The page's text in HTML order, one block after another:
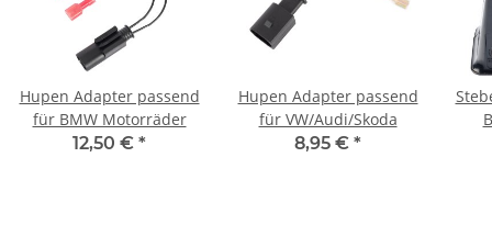
Hupen Adapter passend
für BMW Motorräder
12,50 € *
Hupen Adapter passend
für VW/Audi/Skoda
8,95 € *